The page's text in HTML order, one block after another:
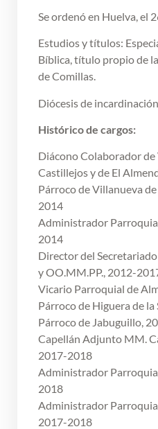
Se ordenó en Huelva, el
Estudios y títulos:
Bíblica, título propio de
de Comillas.
Diócesis de
Histórico de cargos:
Diácono Colaborador
Castillejos y de El
Párroco de Villanueva
2014
Administrador
2014
Director del
y OO.MM.PP., 2012-
Vicario Parroquial de
Párroco de Higuera de
Párroco de Jabuguillo,
Capellán Adjunto MM.
2017-2018
Administrador
2018
Administrador
2017-2018